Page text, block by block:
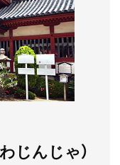
園9:00~17:00（8月
まで営業）） ※詳
後温泉行き)で約10
総合事務所)
じんじゃ）